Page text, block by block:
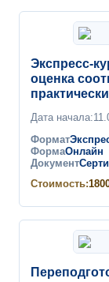
Экспресс-
оценка
Дата начала:
Формат
ФормаОнлайн
Документ
Стоимость: